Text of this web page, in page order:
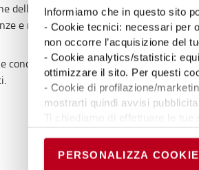
Informiamo che in questo sito
- Cookie tecnici: necessari per
non occorre l’acquisizione del
- Cookie analytics/statistici:
ottimizzare il sito. Per questi
- Cookie di profilazione/
mostrarti quindi avvisi
Ti chiediamo di effettuare le
permanere dei soli cookie
scelte in qualsiasi momento,
PERSONALIZZA
delle supply chain intelligenti;
e modelli organizzativi per affrontare
concreta diconfrontotra aziende,
Scarica